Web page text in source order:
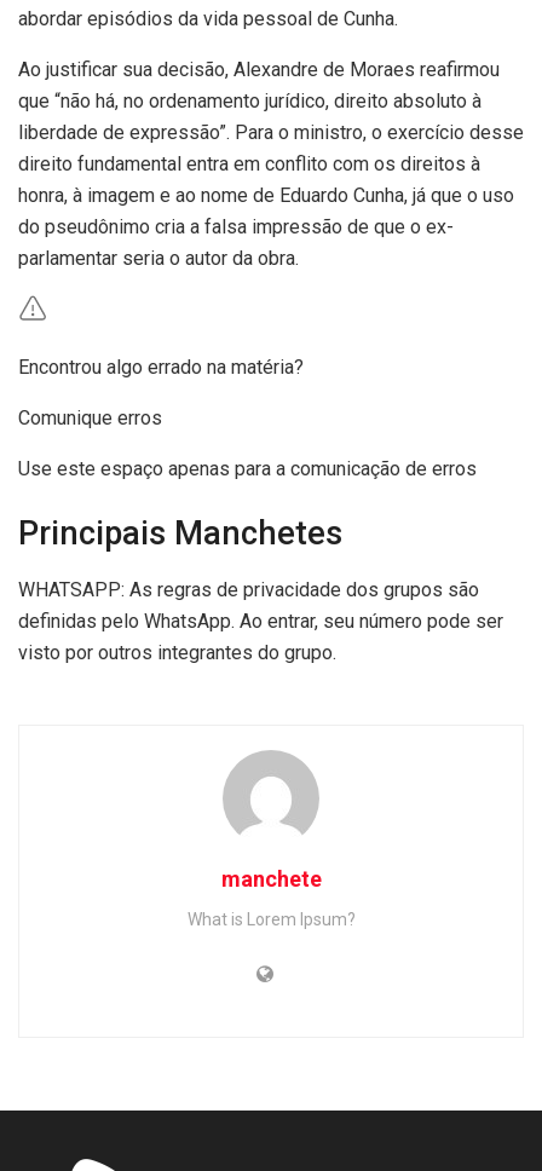
abordar episódios da vida pessoal de Cunha.
Ao justificar sua decisão, Alexandre de Moraes reafirmou
que “não há, no ordenamento jurídico, direito absoluto à
liberdade de expressão”. Para o ministro, o exercício desse
direito fundamental entra em conflito com os direitos à
honra, à imagem e ao nome de Eduardo Cunha, já que o uso
do pseudônimo cria a falsa impressão de que o ex-
parlamentar seria o autor da obra.
Encontrou algo errado na matéria?
Comunique erros
Use este espaço apenas para a comunicação de erros
Principais Manchetes
WHATSAPP: As regras de privacidade dos grupos são
definidas pelo WhatsApp. Ao entrar, seu número pode ser
visto por outros integrantes do grupo.
manchete
What is Lorem Ipsum?